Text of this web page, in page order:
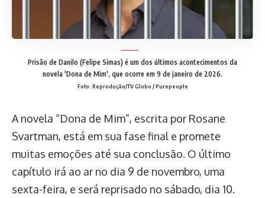
Prisão de Danilo (Felipe Simas) é um dos últimos acontecimentos da
novela 'Dona de Mim', que ocorre em 9 de janeiro de 2026.
Foto: Reprodução/TV Globo / Purepeople
A novela “Dona de Mim”, escrita por Rosane
Svartman, está em sua fase final e promete
muitas emoções até sua conclusão. O último
capítulo irá ao ar no dia 9 de novembro, uma
sexta-feira, e será reprisado no sábado, dia 10.